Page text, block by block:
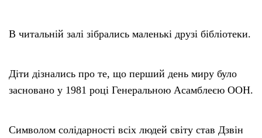
В читальній залі зібрались маленькі друзі бібліотеки.
Діти дізнались про те, що перший день миру було
засновано у 1981 році Генеральною Асамблеєю ООН.
Символом солідарності всіх людей світу став Дзвін